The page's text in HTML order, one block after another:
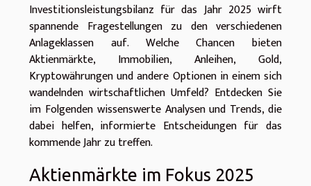
Investitionsleistungsbilanz für das Jahr 2025 wirft
spannende Fragestellungen zu den verschiedenen
Anlageklassen auf. Welche Chancen bieten
Aktienmärkte, Immobilien, Anleihen, Gold,
Kryptowährungen und andere Optionen in einem sich
wandelnden wirtschaftlichen Umfeld? Entdecken Sie
im Folgenden wissenswerte Analysen und Trends, die
dabei helfen, informierte Entscheidungen für das
kommende Jahr zu treffen.
Aktienmärkte im Fokus 2025